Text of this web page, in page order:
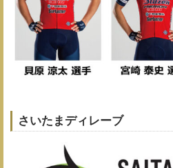
さいたまディレーブ